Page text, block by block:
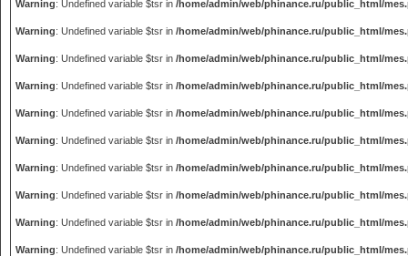
Warning: Undefined variable $tsr in /home/admin/web/phinance.ru/public_html/
Warning: Undefined variable $tsr in /home/admin/web/phinance.ru/public_html/
Warning: Undefined variable $tsr in /home/admin/web/phinance.ru/public_html/
Warning: Undefined variable $tsr in /home/admin/web/phinance.ru/public_html/
Warning: Undefined variable $tsr in /home/admin/web/phinance.ru/public_html/
Warning: Undefined variable $tsr in /home/admin/web/phinance.ru/public_html/
Warning: Undefined variable $tsr in /home/admin/web/phinance.ru/public_html/
Warning: Undefined variable $tsr in /home/admin/web/phinance.ru/public_html/
Warning: Undefined variable $tsr in /home/admin/web/phinance.ru/public_html/
Warning: Undefined variable $tsr in /home/admin/web/phinance.ru/public_html/